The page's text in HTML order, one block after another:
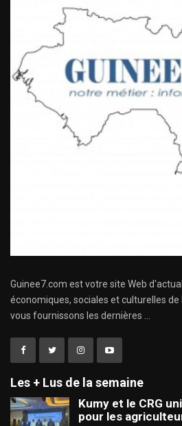
Guinee7.com est votre site Web
économiques, sociales et culturelles de
vous fournissons les dernières ...
Les + Lus de la semaine
Kumy et le CRG
pour les